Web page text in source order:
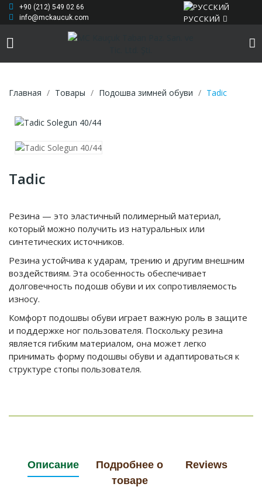
+90 (212) 549 02 66
info@mckaucuk.com
РУССКИЙ
Главная Товары Подошва зимней обуви Tadic
Tadic
Резина — это эластичный полимерный материал,
который можно получить из натуральных или
синтетических источников.
Резина устойчива к ударам, трению и другим внешним
воздействиям. Эта особенность обеспечивает
долговечность подошв обуви и их сопротивляемость
износу.
Комфорт подошвы обуви играет важную роль в защите
и поддержке ног пользователя. Поскольку резина
является гибким материалом, она может легко
принимать форму подошвы обуви и адаптироваться к
структуре стопы пользователя.
Описание
Подробнее о
товаре
Reviews